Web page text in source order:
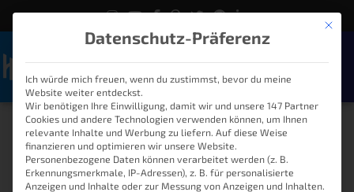
Was sind Alexa Skills für
den Amazon Echo?
Mit
Datenschutz-Präferenz
Ich würde mich freuen, wenn du zustimmst, bevor du meine
Website weiter entdeckst.
Wir benötigen Ihre Einwilligung, damit wir und unsere 147 Partner
Cookies und andere Technologien verwenden können, um Ihnen
relevante Inhalte und Werbung zu liefern. Auf diese Weise
finanzieren und optimieren wir unsere Website.
Personenbezogene Daten können verarbeitet werden (z. B.
Erkennungsmerkmale, IP-Adressen), z. B. für personalisierte
Anzeigen und Inhalte oder zur Messung von Anzeigen und Inhalten.